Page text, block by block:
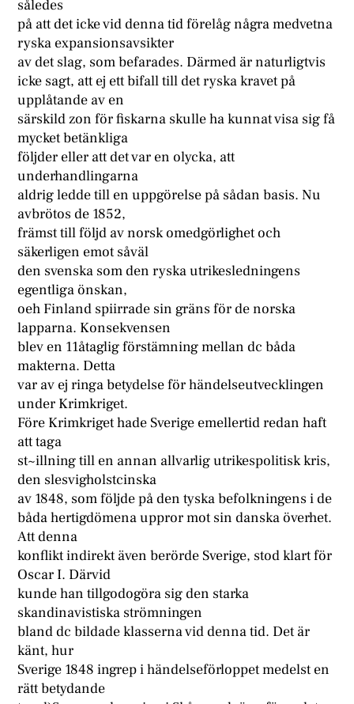
således
på att det icke vid denna tid förelåg några medvetna
ryska expansionsavsikter
av det slag, som befarades. Därmed är naturligtvis
icke sagt, att ej ett bifall till det ryska kravet på
upplåtande av en
särskild zon för fiskarna skulle ha kunnat visa sig få
mycket betänkliga
följder eller att det var en olycka, att
underhandlingarna
aldrig ledde till en uppgörelse på sådan basis. Nu
avbrötos de 1852,
främst till följd av norsk omedgörlighet och
säkerligen emot såväl
den svenska som den ryska utrikesledningens
egentliga önskan,
oeh Finland spiirrade sin gräns för de norska
lapparna. Konsekvensen
blev en 11åtaglig förstämning mellan dc båda
makterna. Detta
var av ej ringa betydelse för händelseutvecklingen
under Krimkriget.
Före Krimkriget hade Sverige emellertid redan haft
att taga
st~illning till en annan allvarlig utrikespolitisk kris,
den slesvigholstcinska
av 1848, som följde på den tyska befolkningens i de
båda hertigdömena uppror mot sin danska överhet.
Att denna
konflikt indirekt även berörde Sverige, stod klart för
Oscar I. Därvid
kunde han tillgodogöra sig den starka
skandinavistiska strömningen
bland dc bildade klasserna vid denna tid. Det är
känt, hur
Sverige 1848 ingrep i händelseförloppet medelst en
rätt betydande